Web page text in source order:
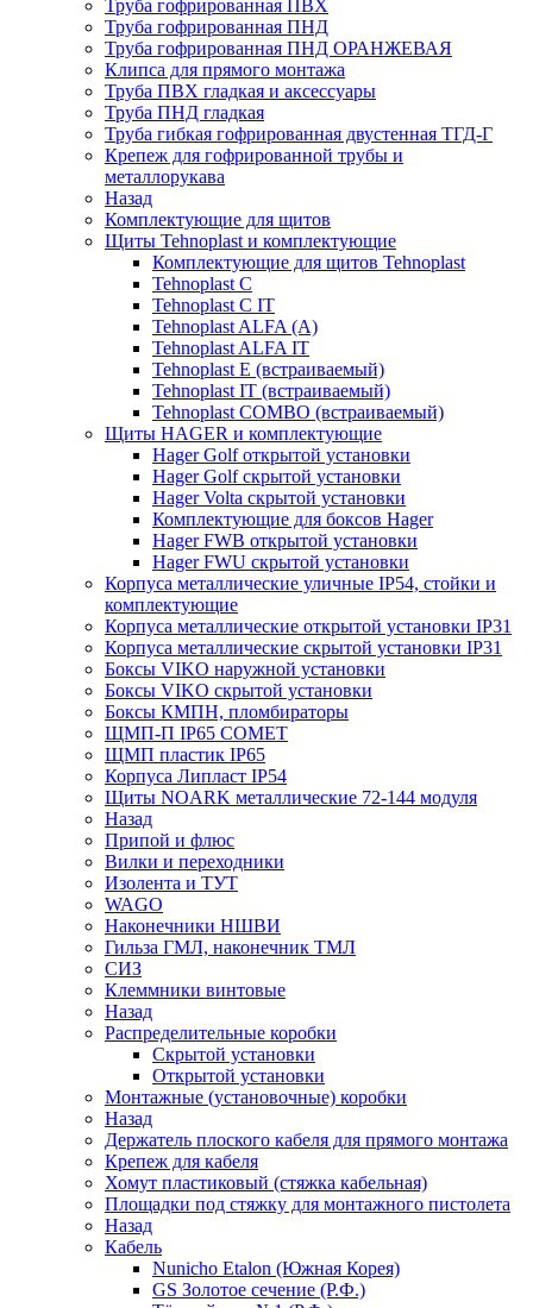
Труба гофрированная ПВХ
Труба гофрированная ПНД
Труба гофрированная ПНД ОРАНЖЕВАЯ
Клипса для прямого монтажа
Труба ПВХ гладкая и аксессуары
Труба ПНД гладкая
Труба гибкая гофрированная двустенная ТГД-Г
Крепеж для гофрированной трубы и
металлорукава
Назад
Комплектующие для щитов
Щиты Tehnoplast и комплектующие
Комплектующие для щитов Tehnoplast
Tehnoplast C
Tehnoplast C IT
Tehnoplast ALFA (А)
Tehnoplast ALFA IT
Tehnoplast E (встраиваемый)
Tehnoplast IT (встраиваемый)
Tehnoplast COMBO (встраиваемый)
Щиты HAGER и комплектующие
Hager Golf открытой установки
Hager Golf скрытой установки
Hager Volta скрытой установки
Комплектующие для боксов Hager
Hager FWB открытой установки
Hager FWU скрытой установки
Корпуса металлические уличные IP54, стойки и
комплектующие
Корпуса металлические открытой установки IP31
Корпуса металлические скрытой установки IP31
Боксы VIKO наружной установки
Боксы VIKO скрытой установки
Боксы КМПН, пломбираторы
ЩМП-П IP65 COMET
ЩМП пластик IP65
Корпуса Липласт IP54
Щиты NOARK металлические 72-144 модуля
Назад
Припой и флюс
Вилки и переходники
Изолента и ТУТ
WAGO
Наконечники НШВИ
Гильза ГМЛ, наконечник ТМЛ
СИЗ
Клеммники винтовые
Назад
Распределительные коробки
Скрытой установки
Открытой установки
Монтажные (установочные) коробки
Назад
Держатель плоского кабеля для прямого монтажа
Крепеж для кабеля
Хомут пластиковый (стяжка кабельная)
Площадки под стяжку для монтажного пистолета
Назад
Кабель
Nunicho Etalon (Южная Корея)
GS Золотое сечение (Р.Ф.)